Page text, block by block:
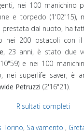
nei 100 manichino
e torpedo (1'02"15),
prestata dal nuoto, ha
nei 200 ostacoli con
, 23 anni, è stato due
e nei 100
nei superlife saver, è
Petruzzi (2'16"21).
Risultati completi
Torino, Salvamento ,